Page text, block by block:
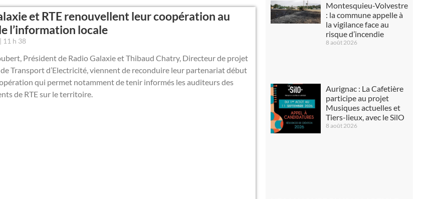
et RTE renouvellent leur coopération au
l’information locale
11 h 38
Président de Radio Galaxie et Thibaud Chatry, Directeur de projet
de Transport d’Electricité, viennent de reconduire leur partenariat début
qui permet notamment de tenir informés les auditeurs des
de RTE sur le territoire.
Montesquieu-Volvestre
: la commune appelle à
la vigilance face au
risque d’incendie
8 août 2026
Aurignac : La Cafetière
participe au projet
Musiques actuelles et
Tiers-lieux, avec le SilO
8 août 2026